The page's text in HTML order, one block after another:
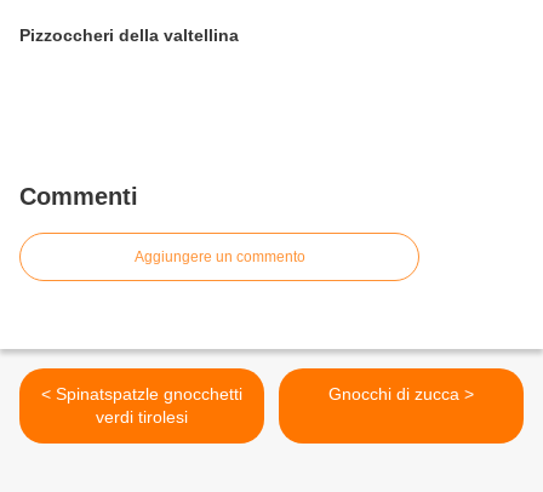
Pizzoccheri della valtellina
Commenti
Aggiungere un commento
< Spinatspatzle gnocchetti
verdi tirolesi
Gnocchi di zucca >